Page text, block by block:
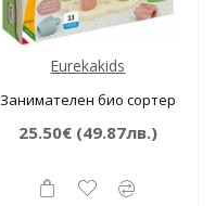
Eurekakids
Занимателен био сортер
25.50€(49.87лв.)